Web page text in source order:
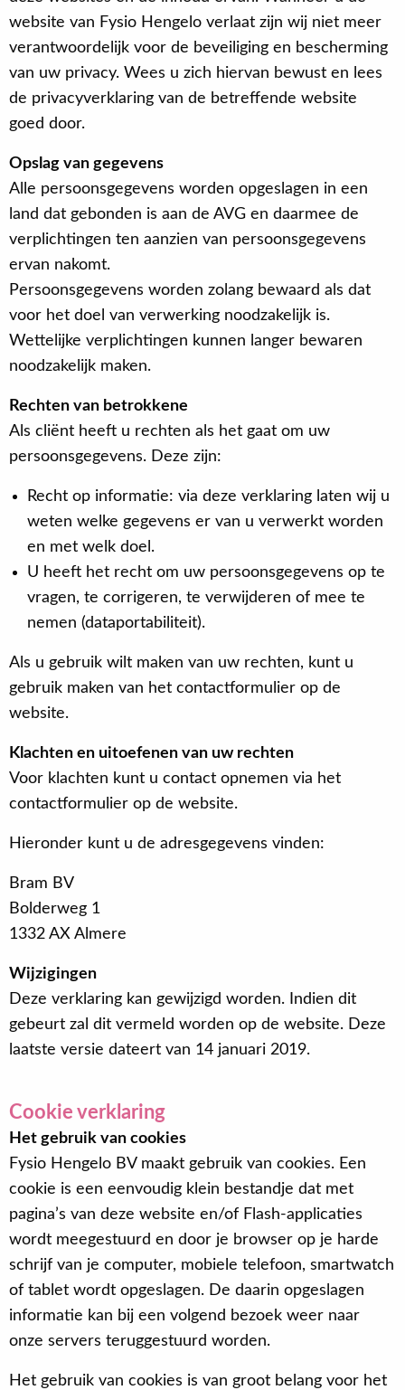
website van Fysio Hengelo verlaat zijn wij niet meer
verantwoordelijk voor de beveiliging en bescherming
van uw privacy. Wees u zich hiervan bewust en lees
de privacyverklaring van de betreffende website
goed door.
Opslag van gegevens
Alle persoonsgegevens worden opgeslagen in een
land dat gebonden is aan de AVG en daarmee de
verplichtingen ten aanzien van persoonsgegevens
ervan nakomt.
Persoonsgegevens worden zolang bewaard als dat
voor het doel van verwerking noodzakelijk is.
Wettelijke verplichtingen kunnen langer bewaren
noodzakelijk maken.
Rechten van betrokkene
Als cliënt heeft u rechten als het gaat om uw
persoonsgegevens. Deze zijn:
Recht op informatie: via deze verklaring laten wij u
weten welke gegevens er van u verwerkt worden
en met welk doel.
U heeft het recht om uw persoonsgegevens op te
vragen, te corrigeren, te verwijderen of mee te
nemen (dataportabiliteit).
Als u gebruik wilt maken van uw rechten, kunt u
gebruik maken van het contactformulier op de
website.
Klachten en uitoefenen van uw rechten
Voor klachten kunt u contact opnemen via het
contactformulier op de website.
Hieronder kunt u de adresgegevens vinden:
Bram BV
Bolderweg 1
1332 AX Almere
Wijzigingen
Deze verklaring kan gewijzigd worden. Indien dit
gebeurt zal dit vermeld worden op de website. Deze
laatste versie dateert van 14 januari 2019.
Cookie verklaring
Het gebruik van cookies
Fysio Hengelo BV maakt gebruik van cookies. Een
cookie is een eenvoudig klein bestandje dat met
pagina’s van deze website en/of Flash-applicaties
wordt meegestuurd en door je browser op je harde
schrijf van je computer, mobiele telefoon, smartwatch
of tablet wordt opgeslagen. De daarin opgeslagen
informatie kan bij een volgend bezoek weer naar
onze servers teruggestuurd worden.
Het gebruik van cookies is van groot belang voor het